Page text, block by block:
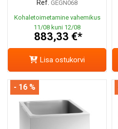
Ref. GEGN068
Kohaletoimetamine vahemikus
11/08 kuni 12/08
883,33 €*
Lisa ostukorvi
- 16 %